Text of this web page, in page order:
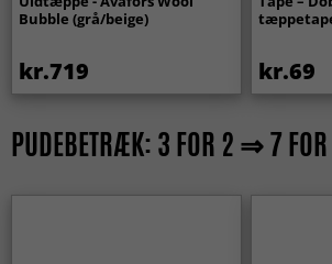
Bubble (grå/beige)
kr.719 kr.69
PUDEBETRÆK: 3 FOR 2 ⇒ 7